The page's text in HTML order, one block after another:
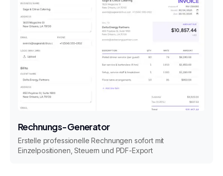
Rechnungs-Generator
Erstelle professionelle Rechnungen sofort mit
Einzelpositionen, Steuern und PDF-Export